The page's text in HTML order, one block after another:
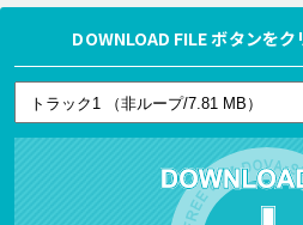
DOWNLOAD FILE ボタンをク